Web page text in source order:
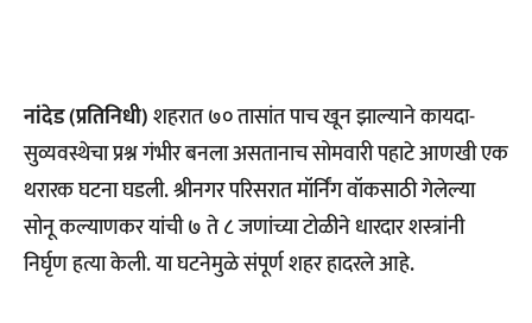
नांदेड (प्रतिनिधी)शहरात ७० तासांत पाच खून झाल्याने कायदा-
सुव्यवस्थेचा प्रश्न गंभीर बनला असतानाच सोमवारी पहाटे आणखी एक
थरारक घटना घडली. श्रीनगर परिसरात मॉर्निंग वॉकसाठी गेलेल्या
सोनू कल्याणकर यांची ७ ते ८ जणांच्या टोळीने धारदार शस्त्रांनी
निर्घृण हत्या केली. या घटनेमुळे संपूर्ण शहर हादरले आहे.